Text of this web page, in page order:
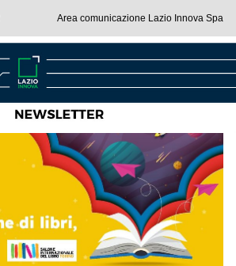
Area comunicazione Lazio Innova Spa